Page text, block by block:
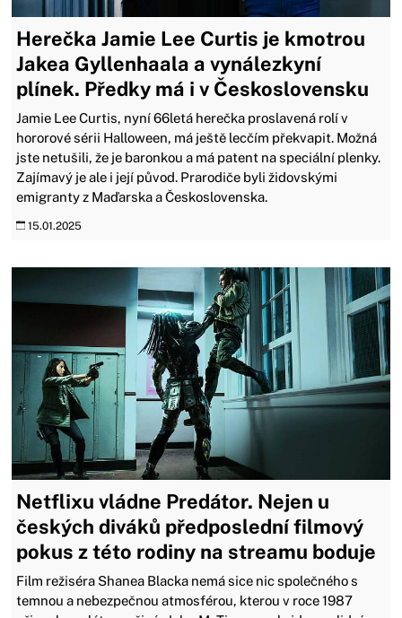
Herečka Jamie Lee Curtis je kmotrou
Jakea Gyllenhaala a vynálezkyní
plínek. Předky má i v Československu
Jamie Lee Curtis, nyní 66letá herečka proslavená rolí v
hororové sérii Halloween, má ještě lecčím překvapit. Možná
jste netušili, že je baronkou a má patent na speciální plenky.
Zajímavý je ale i její původ. Prarodiče byli židovskými
emigranty z Maďarska a Československa.
15.01.2025
Netflixu vládne Predátor. Nejen u
českých diváků předposlední filmový
pokus z této rodiny na streamu boduje
Film režiséra Shanea Blacka nemá sice nic společného s
temnou a nebezpečnou atmosférou, kterou v roce 1987